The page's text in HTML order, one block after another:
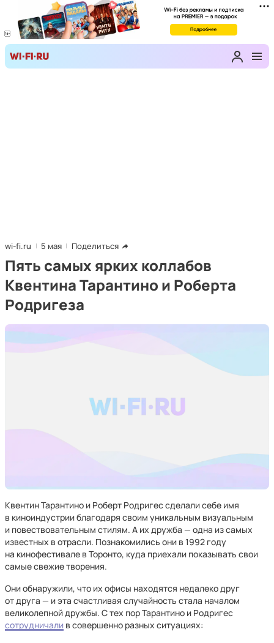
wi-fi.ru 5 мая Поделиться
Пять самых ярких коллабов
Квентина Тарантино и Роберта
Родригеза
Квентин Тарантино и Роберт Родригес сделали себе имя
в киноиндустрии благодаря своим уникальным визуальным
и повествовательным стилям. А их дружба — одна из самых
известных в отрасли. Познакомились они в 1992 году
на кинофестивале в Торонто, куда приехали показывать свои
самые свежие творения.
Они обнаружили, что их офисы находятся недалеко друг
от друга — и эта счастливая случайность стала началом
великолепной дружбы. С тех пор Тарантино и Родригес
сотрудничали в совершенно разных ситуациях: